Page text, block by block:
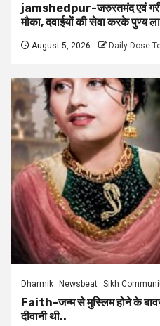
jamshedpur-जरुरतमंद एवं
मौका, दवाईयों की सेवा करके पुण्य
August 5, 2026 Daily Dose
Dharmik Newsbeat Sikh
Faith-जन्म से मुस्लिम होने के
दीवानी थी..